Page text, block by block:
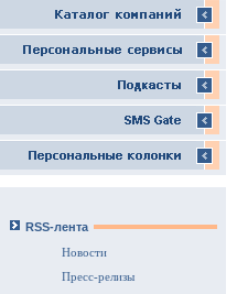
RSS-лента
Новости
Пресс-релизы